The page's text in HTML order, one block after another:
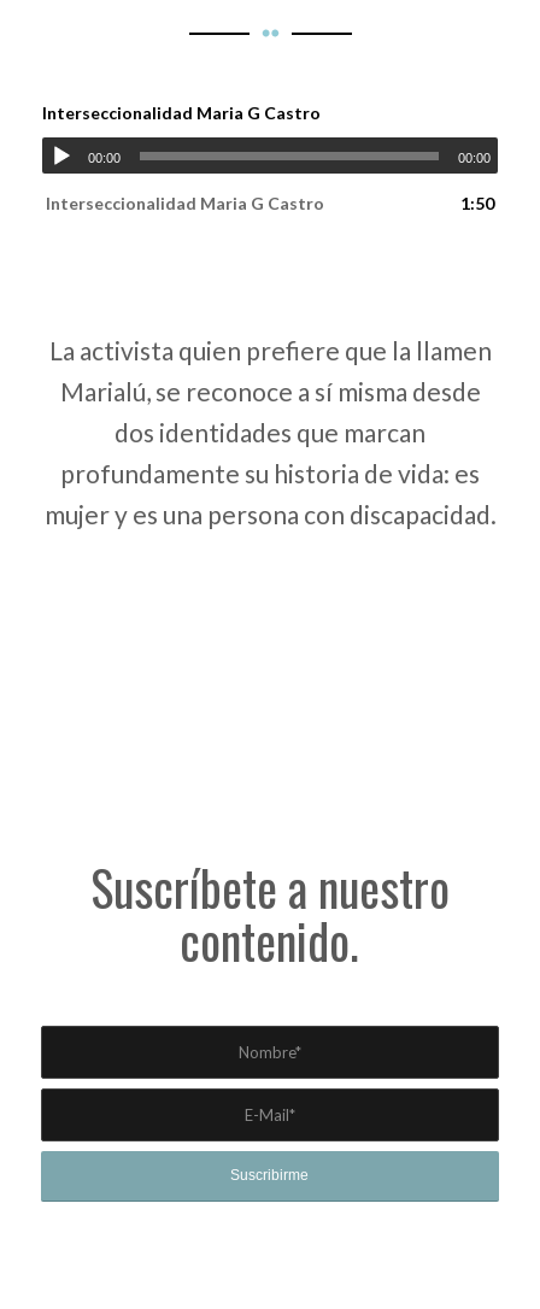
Interseccionalidad Maria G Castro
00:00 00:00
Interseccionalidad Maria G Castro 1:50
La activista quien prefiere que la llamen
Marialú, se reconoce a sí misma desde
dos identidades que marcan
profundamente su historia de vida: es
mujer y es una persona con discapacidad.
Suscríbete a nuestro
contenido.